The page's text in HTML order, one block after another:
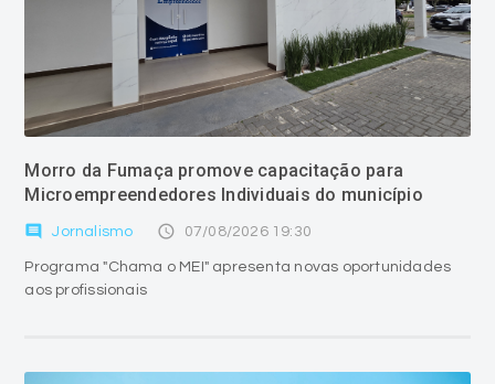
Morro da Fumaça promove capacitação para
Microempreendedores Individuais do município
comment Jornalismo access_time 07/08/2026 19:30
Programa "Chama o MEI" apresenta novas oportunidades
aos profissionais